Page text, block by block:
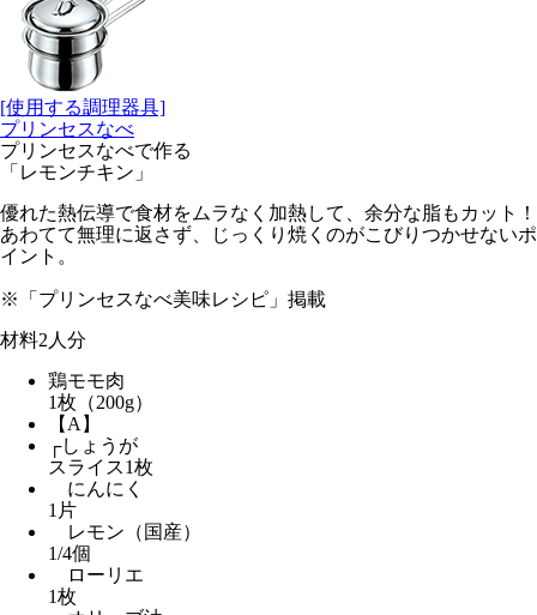
[使用する調理器具]
プリンセスなべ
プリンセスなべで作る
「レモンチキン」
優れた熱伝導で食材をムラなく加熱して、余分な脂もカット！
あわてて無理に返さず、じっくり焼くのがこびりつかせないポ
イント。
※「プリンセスなべ美味レシピ」掲載
材料2人分
鶏モモ肉
1枚（200g）
【A】
┌しょうが
スライス1枚
にんにく
1片
レモン（国産）
1/4個
ローリエ
1枚